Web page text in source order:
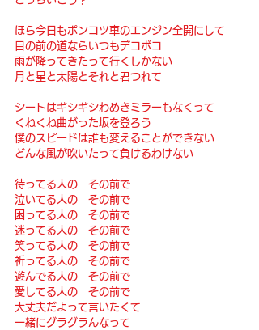
ほら今日もポンコツ車のエンジン全開にして
目の前の道ならいつもデコボコ
雨が降ってきたって行くしかない
月と星と太陽とそれと君つれて
シートはギシギシわめきミラーもなくって
くねくね曲がった坂を登ろう
僕のスピードは誰も変えることができない
どんな風が吹いたって負けるわけない
待ってる人の　その前で
泣いてる人の　その前で
困ってる人の　その前で
迷ってる人の　その前で
笑ってる人の　その前で
祈ってる人の　その前で
遊んでる人の　その前で
愛してる人の　その前で
大丈夫だよって言いたくて
一緒にグラグラんなって